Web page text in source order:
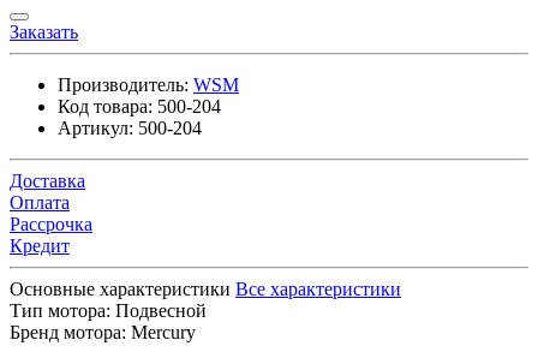
Заказать
Производитель: WSM
Код товара: 500-204
Артикул: 500-204
Доставка
Оплата
Рассрочка
Кредит
Основные характеристики Все характеристики
Тип мотора: Подвесной
Бренд мотора: Mercury